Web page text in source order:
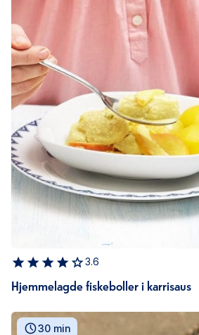
3.6
Hjemmelagde fiskeboller i karrisaus
30 min